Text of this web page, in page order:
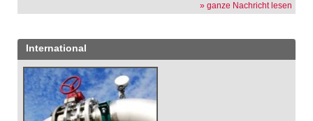
» ganze Nachricht lesen
International